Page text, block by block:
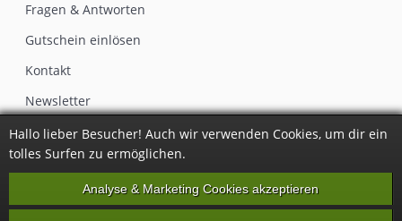
Fragen & Antworten
Gutschein einlösen
Kontakt
Newsletter
Impressum
Vertrag widerrufen
Hallo lieber Besucher! Auch wir verwenden Cookies, um dir ein
tolles Surfen zu ermöglichen.
Analyse & Marketing Cookies akzeptieren